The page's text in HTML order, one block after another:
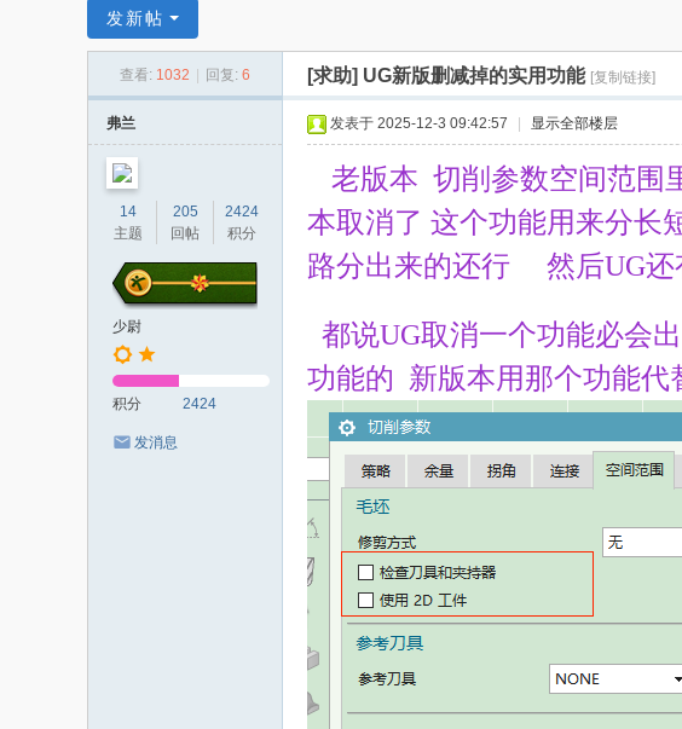
G
发新帖
查看: 1032 回复: 6 [求助] UG新版删减掉的实用功能 [复制链接]
弗兰
14
主题
205
回帖
2424
积分
少尉
积分 2424
发消息
发表于 2025-12-3 09:42:57 显示全部楼层
老版本 切削参数空间范围
本取消了 这个功能用来分长
路分出来的还行 然后UG还
都说UG取消一个功能必会
功能的 新版本用那个功能代